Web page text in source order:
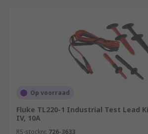
Op voorraad
Fluke TL220-1 Industrial Test Lead
IV, 10A
RS-stocknr. 726-3633